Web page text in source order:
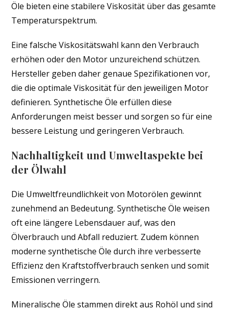
Öle bieten eine stabilere Viskosität über das gesamte
Temperaturspektrum.
Eine falsche Viskositätswahl kann den Verbrauch
erhöhen oder den Motor unzureichend schützen.
Hersteller geben daher genaue Spezifikationen vor,
die die optimale Viskosität für den jeweiligen Motor
definieren. Synthetische Öle erfüllen diese
Anforderungen meist besser und sorgen so für eine
bessere Leistung und geringeren Verbrauch.
Nachhaltigkeit und Umweltaspekte bei
der Ölwahl
Die Umweltfreundlichkeit von Motorölen gewinnt
zunehmend an Bedeutung. Synthetische Öle weisen
oft eine längere Lebensdauer auf, was den
Ölverbrauch und Abfall reduziert. Zudem können
moderne synthetische Öle durch ihre verbesserte
Effizienz den Kraftstoffverbrauch senken und somit
Emissionen verringern.
Mineralische Öle stammen direkt aus Rohöl und sind